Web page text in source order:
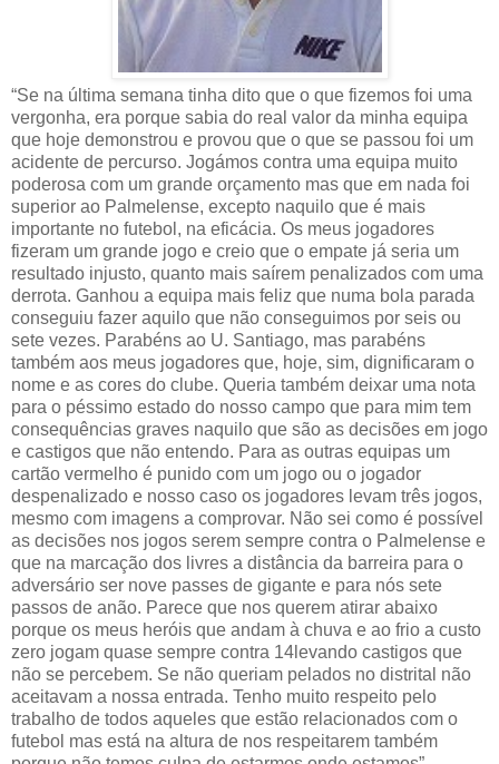
“Se na última semana tinha dito que o que fizemos foi uma
vergonha, era porque sabia do real valor da minha equipa
que hoje demonstrou e provou que o que se passou foi um
acidente de percurso. Jogámos contra uma equipa muito
poderosa com um grande orçamento mas que em nada foi
superior ao Palmelense, excepto naquilo que é mais
importante no futebol, na eficácia. Os meus jogadores
fizeram um grande jogo e creio que o empate já seria um
resultado injusto, quanto mais saírem penalizados com uma
derrota. Ganhou a equipa mais feliz que numa bola parada
conseguiu fazer aquilo que não conseguimos por seis ou
sete vezes. Parabéns ao U. Santiago, mas parabéns
também aos meus jogadores que, hoje, sim, dignificaram o
nome e as cores do clube. Queria também deixar uma nota
para o péssimo estado do nosso campo que para mim tem
consequências graves naquilo que são as decisões em jogo
e castigos que não entendo. Para as outras equipas um
cartão vermelho é punido com um jogo ou o jogador
despenalizado e nosso caso os jogadores levam três jogos,
mesmo com imagens a comprovar. Não sei como é possível
as decisões nos jogos serem sempre contra o Palmelense e
que na marcação dos livres a distância da barreira para o
adversário ser nove passes de gigante e para nós sete
passos de anão. Parece que nos querem atirar abaixo
porque os meus heróis que andam à chuva e ao frio a custo
zero jogam quase sempre contra 14levando castigos que
não se percebem. Se não queriam pelados no distrital não
aceitavam a nossa entrada. Tenho muito respeito pelo
trabalho de todos aqueles que estão relacionados com o
futebol mas está na altura de nos respeitarem também